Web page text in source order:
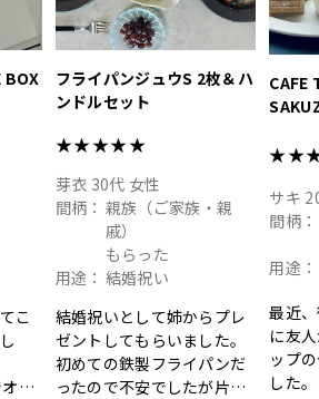
BOX
こ
シ
フライパンジュウS 2枚＆ハ
ンドルセット
★★★★★
芽衣 30代 女性
間柄： 親族（ご家族・親
戚）
もらった
用途： 結婚祝い
結婚祝いとして姉からプレ
ゼントしてもらいました。
初めての鉄製フライパンだ
ったので不安でしたが片手
CAFE
サキ
間柄：
用途：
最近
に友
ップ
した。